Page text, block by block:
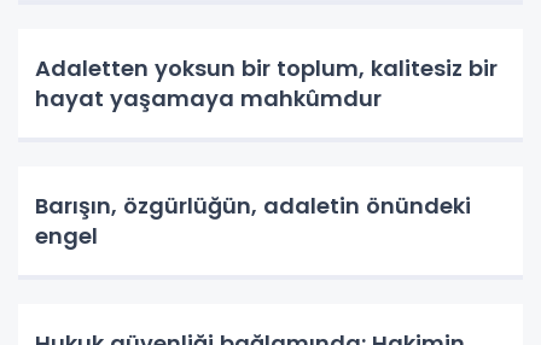
Adaletten yoksun bir toplum, kalitesiz bir
hayat yaşamaya mahkûmdur
Barışın, özgürlüğün, adaletin önündeki
engel